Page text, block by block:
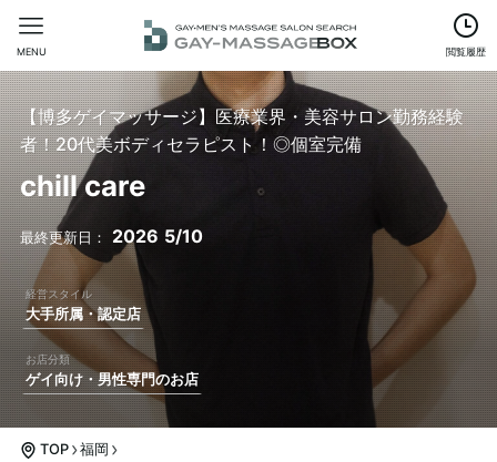
閲覧履歴
MENU
【博多ゲイマッサージ】医療業界・美容サロン勤務経験
者！20代美ボディセラピスト！◎個室完備
chill care
2026 5/10
大手所属・認定店
ゲイ向け・男性専門のお店
TOP 福岡